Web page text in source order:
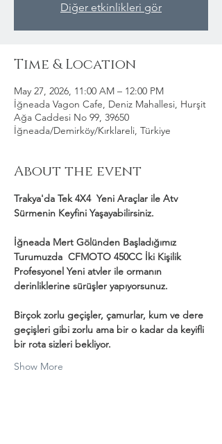
Diğer etkinlikleri gör
Time & Location
May 27, 2026, 11:00 AM – 12:00 PM
İğneada Vagon Cafe, Deniz Mahallesi, Hurşit
Ağa Caddesi No 99, 39650
İğneada/Demirköy/Kırklareli, Türkiye
About the event
Trakya'da Tek 4X4  Yeni Araçlar ile Atv
Sürmenin Keyfini Yaşayabilirsiniz.
İğneada Mert Gölünden Başladığımız
Turumuzda  CFMOTO 450CC İki Kişilik
Profesyonel Yeni atvler ile ormanın
derinliklerine sürüşler yapıyorsunuz.
Birçok zorlu geçişler, çamurlar, kum ve dere
geçişleri gibi zorlu ama bir o kadar da keyifli
bir rota sizleri bekliyor.
Show More